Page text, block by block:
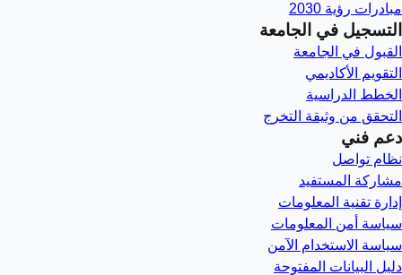
مبادرات رؤية 2030
التسجيل في الجامعة
القبول في الجامعة
التقويم الأكاديمي
الخطط الدراسية
التحقق من وثيقة التخرج
دعم فني
نظام تواصل
مشاركة المستفيد
إدارة تقنية المعلومات
سياسة أمن المعلومات
سياسة الاستخدام الآمن
دليل البيانات المفتوحة